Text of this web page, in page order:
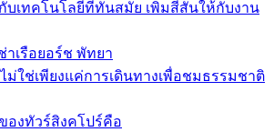
กับเทคโนโลยีที่ทันสมัย เพิ่มสีสันให้กับงาน
เรือยอร์ช พัทยา
ม่ใช่เพียงแค่การเดินทางเพื่อชมธรรมชาติ
องทัวร์สิงคโปร์คือ